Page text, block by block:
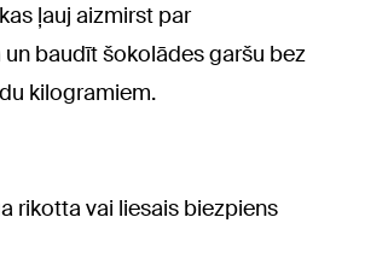
ļauj aizmirst par
baudīt šokolādes garšu bez
kilogramiem.
rikotta vai liesais biezpiens